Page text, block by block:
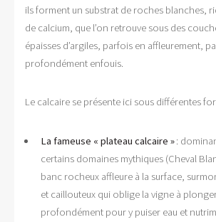
ils forment un substrat de roches blanches,
de calcium, que l’on retrouve sous des
épaisses d’argiles, parfois en affleurement,
profondément enfouis.
Le calcaire se présente ici sous différentes
La fameuse « plateau calcaire »:
certains domaines mythiques (Cheval
banc rocheux affleure à la surface,
et caillouteux qui oblige la vigne à
profondément pour y puiser eau et